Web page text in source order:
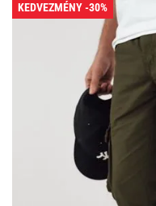
KEDVEZMÉNY -30%